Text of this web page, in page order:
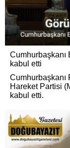
Cumhurbaşkanı
kabul etti
Cumhurbaşkanı
Hareket Partisi
kabul etti.